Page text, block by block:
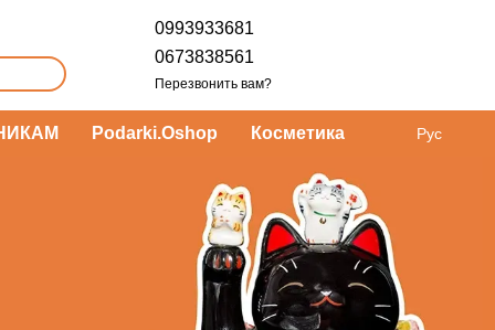
0993933681
0673838561
Перезвонить вам?
Podarki.Oshop Косметика Рус